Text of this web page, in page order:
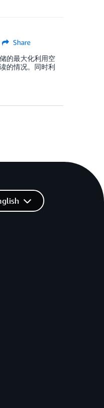
Share
的最大化利用空
的情况。同时利